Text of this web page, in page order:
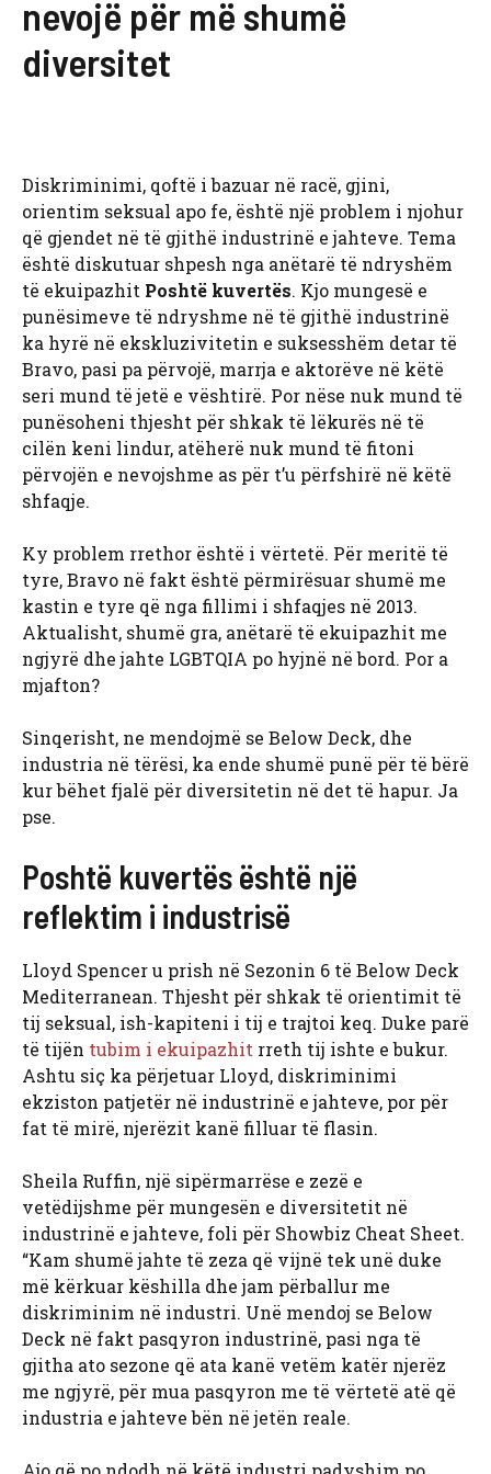
nevojë për më shumë
diversitet
Diskriminimi, qoftë i bazuar në racë, gjini,
orientim seksual apo fe, është një problem i njohur
që gjendet në të gjithë industrinë e jahteve. Tema
është diskutuar shpesh nga anëtarë të ndryshëm
të ekuipazhit Poshtë kuvertës. Kjo mungesë e
punësimeve të ndryshme në të gjithë industrinë
ka hyrë në ekskluzivitetin e suksesshëm detar të
Bravo, pasi pa përvojë, marrja e aktorëve në këtë
seri mund të jetë e vështirë. Por nëse nuk mund të
punësoheni thjesht për shkak të lëkurës në të
cilën keni lindur, atëherë nuk mund të fitoni
përvojën e nevojshme as për t’u përfshirë në këtë
shfaqje.
Ky problem rrethor është i vërtetë. Për meritë të
tyre, Bravo në fakt është përmirësuar shumë me
kastin e tyre që nga fillimi i shfaqjes në 2013.
Aktualisht, shumë gra, anëtarë të ekuipazhit me
ngjyrë dhe jahte LGBTQIA po hyjnë në bord. Por a
mjafton?
Sinqerisht, ne mendojmë se Below Deck, dhe
industria në tërësi, ka ende shumë punë për të bërë
kur bëhet fjalë për diversitetin në det të hapur. Ja
pse.
Poshtë kuvertës është një
reflektim i industrisë
Lloyd Spencer u prish në Sezonin 6 të Below Deck
Mediterranean. Thjesht për shkak të orientimit të
tij seksual, ish-kapiteni i tij e trajtoi keq. Duke parë
të tijën tubim i ekuipazhit rreth tij ishte e bukur.
Ashtu siç ka përjetuar Lloyd, diskriminimi
ekziston patjetër në industrinë e jahteve, por për
fat të mirë, njerëzit kanë filluar të flasin.
Sheila Ruffin, një sipërmarrëse e zezë e
vetëdijshme për mungesën e diversitetit në
industrinë e jahteve, foli për Showbiz Cheat Sheet.
“Kam shumë jahte të zeza që vijnë tek unë duke
më kërkuar këshilla dhe jam përballur me
diskriminim në industri. Unë mendoj se Below
Deck në fakt pasqyron industrinë, pasi nga të
gjitha ato sezone që ata kanë vetëm katër njerëz
me ngjyrë, për mua pasqyron me të vërtetë atë që
industria e jahteve bën në jetën reale.